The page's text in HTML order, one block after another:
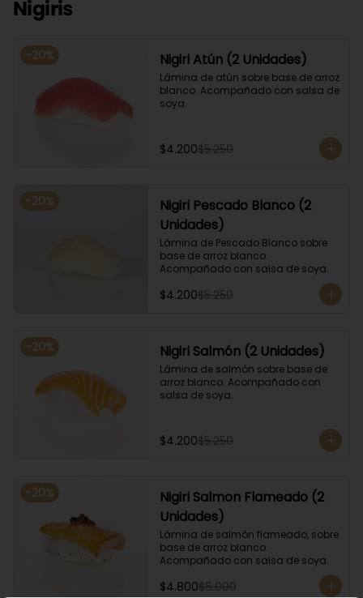
Nigiris
-20% Nigiri Atún (2 Unidades)
Lámina de atún sobre base de arroz
blanco. Acompañado con salsa de
soya.
$4.200$5.250
-20%
Nigiri Pescado Blanco (2
Unidades)
Lámina de Pescado Blanco sobre
base de arroz blanco.
Acompañado con salsa de soya.
$4.200$5.250
-20% Nigiri Salmón (2 Unidades)
Lámina de salmón sobre base de
arroz blanco. Acompañado con
salsa de soya.
$4.200$5.250
-20%
Nigiri Salmon Flameado (2
Unidades)
Lámina de salmón flameado, sobre
base de arroz blanco.
Acompañado con salsa de soya.
$4.800$6.000